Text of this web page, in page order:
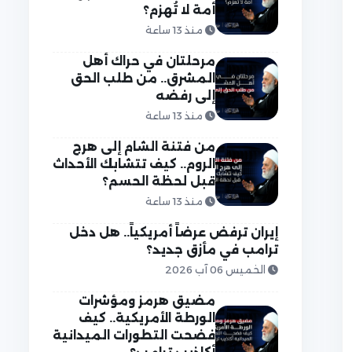
أمة لا تُهزم؟
منذ 13 ساعة
مرحلتان في حراك أهل
المشرق.. من طلب الحق
إلى رفضه
منذ 13 ساعة
من فتنة الشام إلى هرج
الروم.. كيف تتشابك الأحداث
قبل لحظة الحسم؟
منذ 13 ساعة
إيران ترفض عرضاً أمريكياً.. هل دخل
ترامب في مأزق جديد؟
الخميس 06 آب 2026
مضيق هرمز ومؤشرات
الورطة الأمريكية.. كيف
فضحت التطورات الميدانية